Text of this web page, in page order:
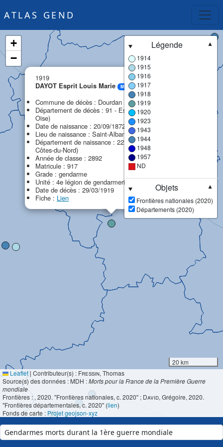
ATLAS GEND
1919
DAYOT Esprit Louis Marie
MPF
Commune de décès : Dourdan
Département de décès : 91 - Essonne (ex Seine-et-
Oise)
Date de naissance : 20/09/1872
Lieu de naissance : Saint-Alban
Département de naissance : 22 - Côtes-d'Armor (ex
Côtes-du-Nord)
Année de classe : 2892
Matricule : 917
Grade : gendarme
Unité : 4e légion de gendarmerie (4e LG)
Date de décès : 29/03/1919
Fiche : Lien
+
−
Légende
▼
1914
1915
1916
1917
1918
1919
1920
1923
1943
1944
1948
1957
ND
Objets
▼
Frontières nationales (2020)
Départements (2020)
20 km
Leaflet| Contributeur(s) : Fressin, Thomas
Source(s) des données : MDH :Morts pour la France de la Première Guerre
mondiale
Frontières :, 2020. "Frontières nationales, c. 2020" ; David, Grégoire, 2020.
"Frontières départementales, c. 2020" (lien)
Fonds de carte : Projet geojson-xyz